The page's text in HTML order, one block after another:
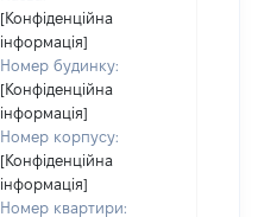
[Конфіденційна
інформація]
Номер будинку:
[Конфіденційна
інформація]
Номер корпусу:
[Конфіденційна
інформація]
Номер квартири: